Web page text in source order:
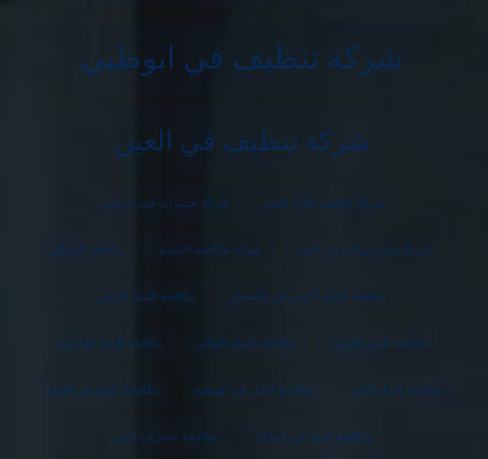
شركة تنظيف في ابوظبي
شركة تنظيف في العين
شركة تنظيف منازل العين شركة حشرات في ابوظبي
شركة رش مبيدات في العين شركة مكافحة الحمام مكافحة الحمام
مكافحة النمل الأبيض في الأشجار مكافحة النمل الابيض
مكافحة النمل الاسود مكافحة النمل الطائر مكافحة النمل الفارسي
مكافحة النمل الكبير مكافحة النمل في المطبخ مكافحة النمل في المنزل
مكافحة النمل في النباتات مكافحة حشرات العين